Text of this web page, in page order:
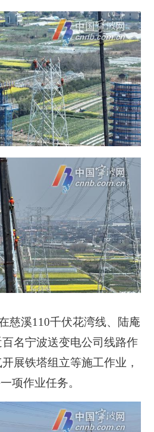
慈溪110千伏花湾线、陆庵
名宁波送变电公司线路作
展铁塔组立等施工作业，
项作业任务。